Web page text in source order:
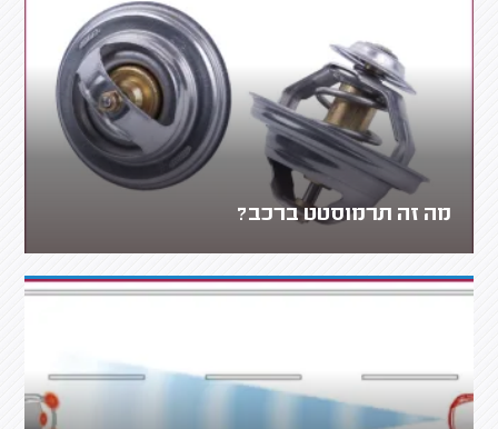
מה זה תרמוסטט ברכב?